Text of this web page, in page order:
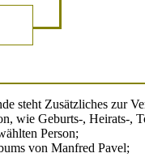
steht Zusätzliches zur
wie Geburts-, Heirats-,
Person;
von Manfred Pavel;